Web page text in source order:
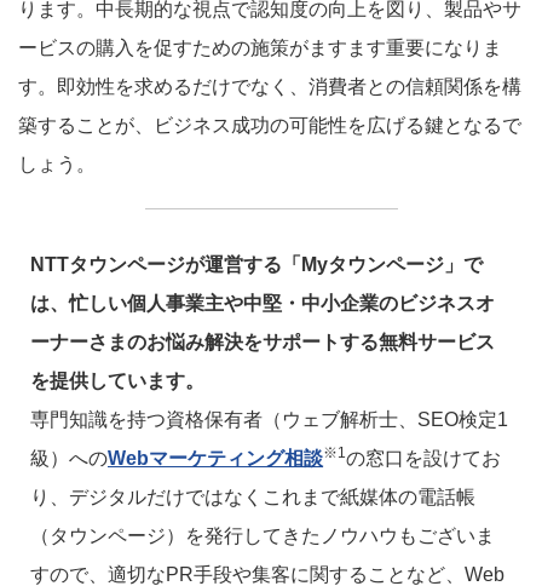
ります。中長期的な視点で認知度の向上を図り、製品やサ
ービスの購入を促すための施策がますます重要になりま
す。即効性を求めるだけでなく、消費者との信頼関係を構
築することが、ビジネス成功の可能性を広げる鍵となるで
しょう。
NTTタウンページが運営する「Myタウンページ」で
は、忙しい個人事業主や中堅・中小企業のビジネスオ
ーナーさまのお悩み解決をサポートする無料サービス
を提供しています。
専門知識を持つ資格保有者（ウェブ解析士、SEO検定1
級）へのWebマーケティング相談※1の窓口を設けてお
り、デジタルだけではなくこれまで紙媒体の電話帳
（タウンページ）を発行してきたノウハウもございま
すので、適切なPR手段や集客に関することなど、Web